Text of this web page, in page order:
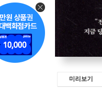
미리보기